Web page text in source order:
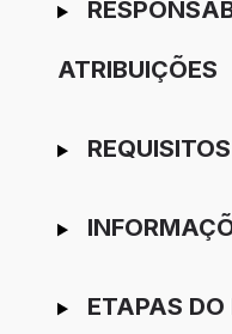
ATRIBUIÇÕES
ETAPAS DO